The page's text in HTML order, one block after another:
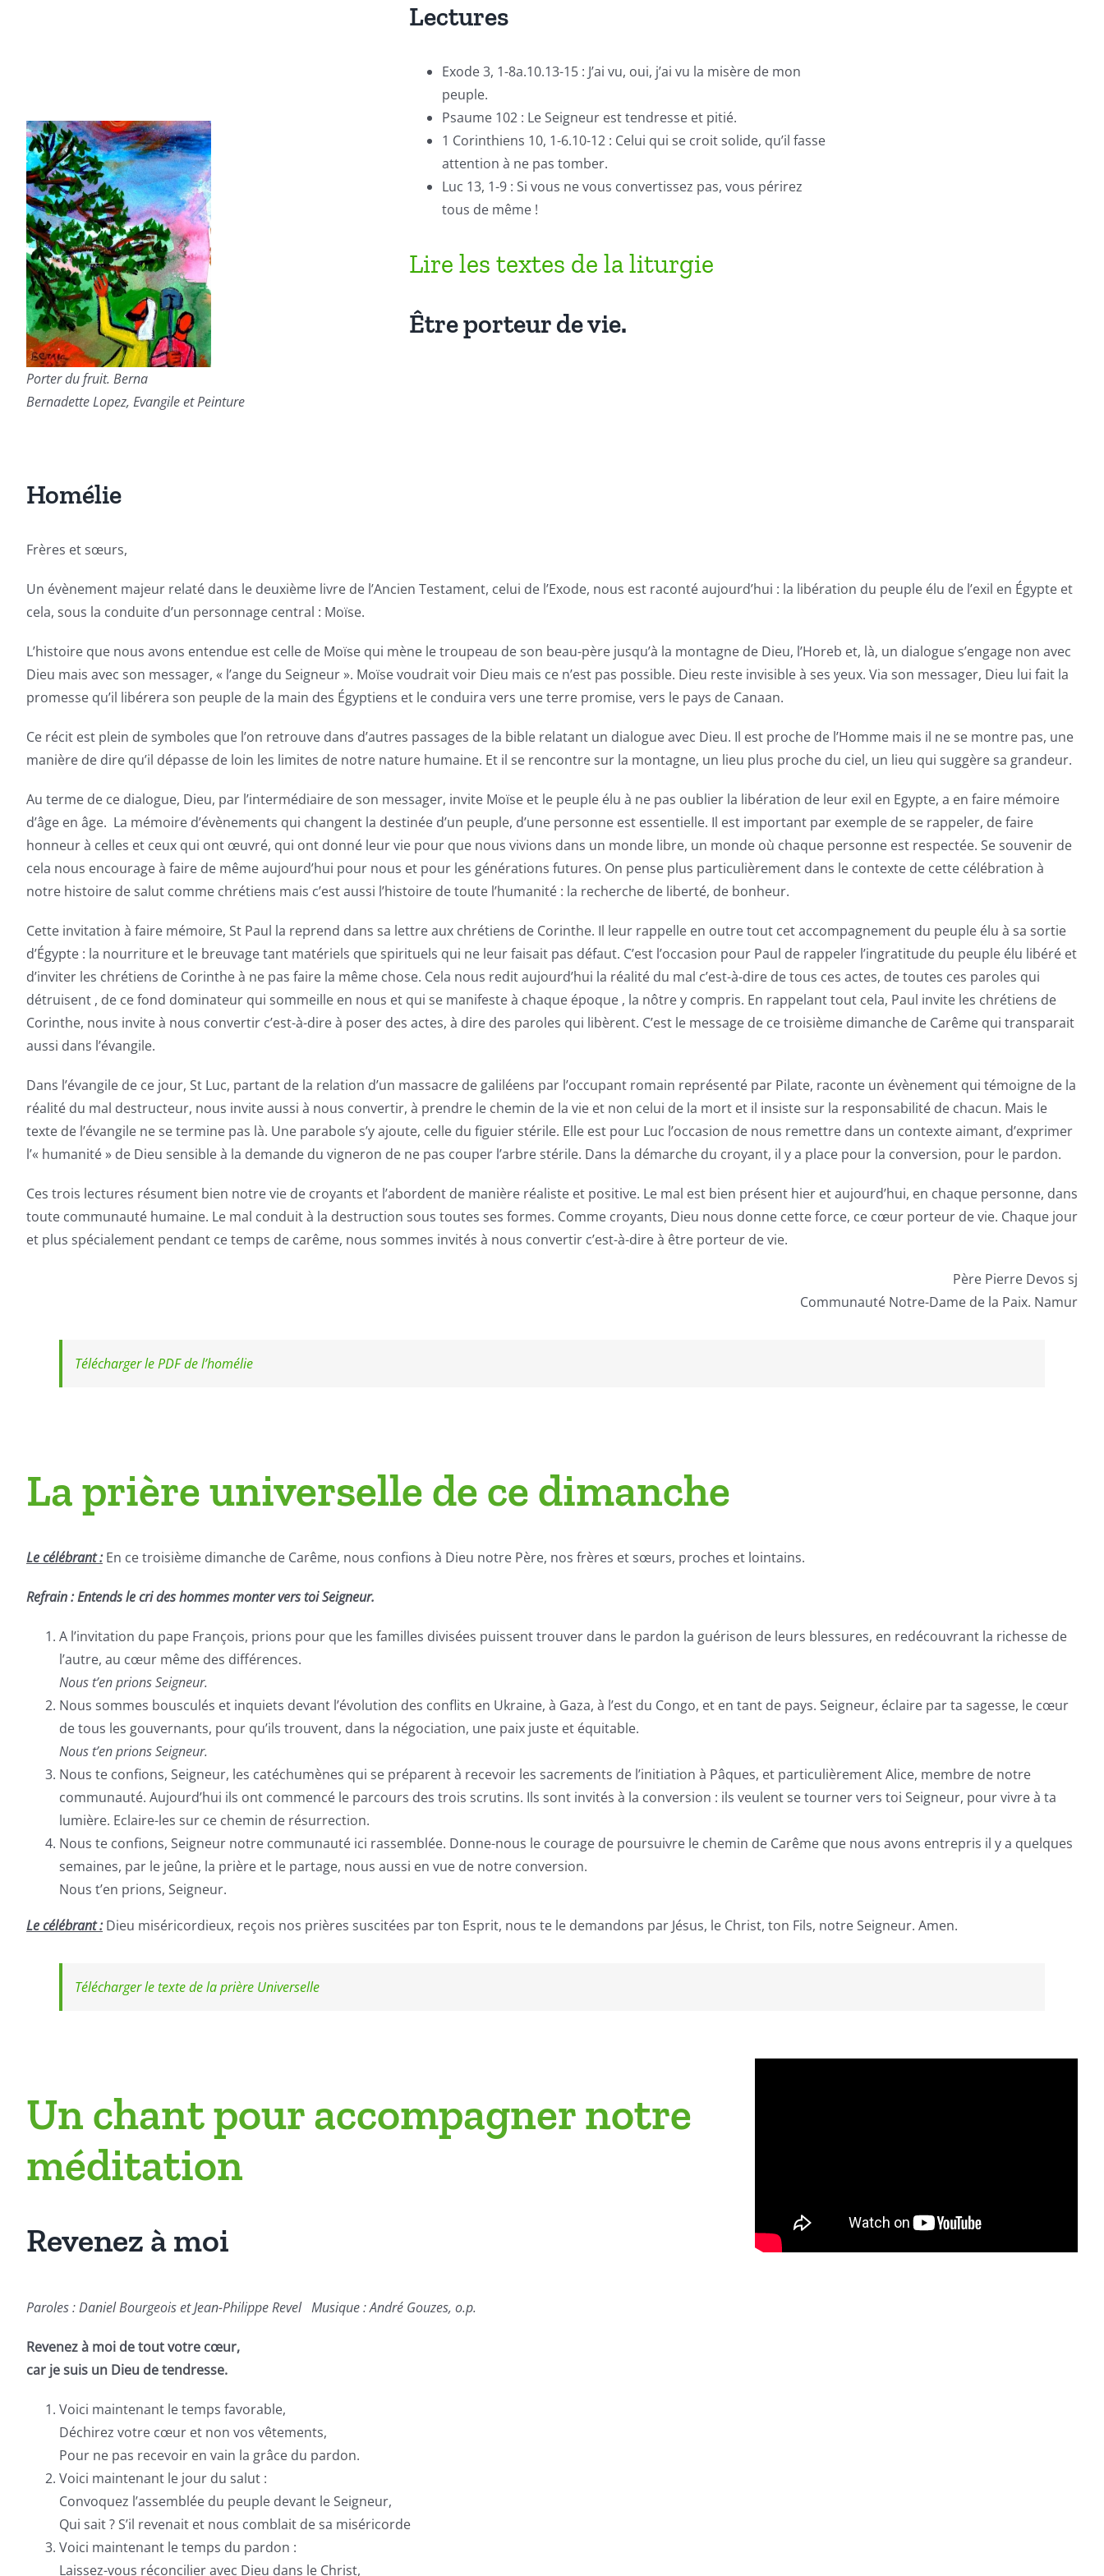
Lectures
Exode 3, 1-8a.10.13-15 : J’ai vu, oui, j’ai vu la misère de mon
peuple.
Psaume 102 : Le Seigneur est tendresse et pitié.
1 Corinthiens 10, 1-6.10-12 : Celui qui se croit solide, qu’il fasse
attention à ne pas tomber.
Luc 13, 1-9 : Si vous ne vous convertissez pas, vous périrez
tous de même !
Lire les textes de la liturgie
Être porteur de vie.
Porter du fruit. Berna
Bernadette Lopez, Evangile et Peinture
Homélie
Frères et sœurs,
Un évènement majeur relaté dans le deuxième livre de l’Ancien Testament, celui de l’Exode, nous est raconté aujourd’hui : la libération du peuple élu de l’exil en Égypte et
cela, sous la conduite d’un personnage central : Moïse.
L’histoire que nous avons entendue est celle de Moïse qui mène le troupeau de son beau-père jusqu’à la montagne de Dieu, l’Horeb et, là, un dialogue s’engage non avec
Dieu mais avec son messager, « l’ange du Seigneur ». Moïse voudrait voir Dieu mais ce n’est pas possible. Dieu reste invisible à ses yeux. Via son messager, Dieu lui fait la
promesse qu’il libérera son peuple de la main des Égyptiens et le conduira vers une terre promise, vers le pays de Canaan.
Ce récit est plein de symboles que l’on retrouve dans d’autres passages de la bible relatant un dialogue avec Dieu. Il est proche de l’Homme mais il ne se montre pas, une
manière de dire qu’il dépasse de loin les limites de notre nature humaine. Et il se rencontre sur la montagne, un lieu plus proche du ciel, un lieu qui suggère sa grandeur.
Au terme de ce dialogue, Dieu, par l’intermédiaire de son messager, invite Moïse et le peuple élu à ne pas oublier la libération de leur exil en Egypte, a en faire mémoire
d’âge en âge. La mémoire d’évènements qui changent la destinée d’un peuple, d’une personne est essentielle. Il est important par exemple de se rappeler, de faire
honneur à celles et ceux qui ont œuvré, qui ont donné leur vie pour que nous vivions dans un monde libre, un monde où chaque personne est respectée. Se souvenir de
cela nous encourage à faire de même aujourd’hui pour nous et pour les générations futures. On pense plus particulièrement dans le contexte de cette célébration à
notre histoire de salut comme chrétiens mais c’est aussi l’histoire de toute l’humanité : la recherche de liberté, de bonheur.
Cette invitation à faire mémoire, St Paul la reprend dans sa lettre aux chrétiens de Corinthe. Il leur rappelle en outre tout cet accompagnement du peuple élu à sa sortie
d’Égypte : la nourriture et le breuvage tant matériels que spirituels qui ne leur faisait pas défaut. C’est l’occasion pour Paul de rappeler l’ingratitude du peuple élu libéré et
d’inviter les chrétiens de Corinthe à ne pas faire la même chose. Cela nous redit aujourd’hui la réalité du mal c’est-à-dire de tous ces actes, de toutes ces paroles qui
détruisent , de ce fond dominateur qui sommeille en nous et qui se manifeste à chaque époque , la nôtre y compris. En rappelant tout cela, Paul invite les chrétiens de
Corinthe, nous invite à nous convertir c’est-à-dire à poser des actes, à dire des paroles qui libèrent. C’est le message de ce troisième dimanche de Carême qui transparait
aussi dans l’évangile.
Dans l’évangile de ce jour, St Luc, partant de la relation d’un massacre de galiléens par l’occupant romain représenté par Pilate, raconte un évènement qui témoigne de la
réalité du mal destructeur, nous invite aussi à nous convertir, à prendre le chemin de la vie et non celui de la mort et il insiste sur la responsabilité de chacun. Mais le
texte de l’évangile ne se termine pas là. Une parabole s’y ajoute, celle du figuier stérile. Elle est pour Luc l’occasion de nous remettre dans un contexte aimant, d’exprimer
l’« humanité » de Dieu sensible à la demande du vigneron de ne pas couper l’arbre stérile. Dans la démarche du croyant, il y a place pour la conversion, pour le pardon.
Ces trois lectures résument bien notre vie de croyants et l’abordent de manière réaliste et positive. Le mal est bien présent hier et aujourd’hui, en chaque personne, dans
toute communauté humaine. Le mal conduit à la destruction sous toutes ses formes. Comme croyants, Dieu nous donne cette force, ce cœur porteur de vie. Chaque jour
et plus spécialement pendant ce temps de carême, nous sommes invités à nous convertir c’est-à-dire à être porteur de vie.
Père Pierre Devos sj
Communauté Notre-Dame de la Paix. Namur
Télécharger le PDF de l’homélie
La prière universelle de ce dimanche
Le célébrant :En ce troisième dimanche de Carême, nous confions à Dieu notre Père, nos frères et sœurs, proches et lointains.
Refrain : Entends le cri des hommes monter vers toi Seigneur.
A l’invitation du pape François, prions pour que les familles divisées puissent trouver dans le pardon la guérison de leurs blessures, en redécouvrant la richesse de
l’autre, au cœur même des différences.
Nous t’en prions Seigneur.
Nous sommes bousculés et inquiets devant l’évolution des conflits en Ukraine, à Gaza, à l’est du Congo, et en tant de pays. Seigneur, éclaire par ta sagesse, le cœur
de tous les gouvernants, pour qu’ils trouvent, dans la négociation, une paix juste et équitable.
Nous t’en prions Seigneur.
Nous te confions, Seigneur, les catéchumènes qui se préparent à recevoir les sacrements de l’initiation à Pâques, et particulièrement Alice, membre de notre
communauté. Aujourd’hui ils ont commencé le parcours des trois scrutins. Ils sont invités à la conversion : ils veulent se tourner vers toi Seigneur, pour vivre à ta
lumière. Eclaire-les sur ce chemin de résurrection.
Nous te confions, Seigneur notre communauté ici rassemblée. Donne-nous le courage de poursuivre le chemin de Carême que nous avons entrepris il y a quelques
semaines, par le jeûne, la prière et le partage, nous aussi en vue de notre conversion.
Nous t’en prions, Seigneur.
Le célébrant :Dieu miséricordieux, reçois nos prières suscitées par ton Esprit, nous te le demandons par Jésus, le Christ, ton Fils, notre Seigneur. Amen.
Télécharger le texte de la prière Universelle
Un chant pour accompagner notre
méditation
Revenez à moi
Paroles :Daniel Bourgeois et Jean-Philippe Revel Musique : André Gouzes, o.p.
Revenez à moi de tout votre cœur,
car je suis un Dieu de tendresse.
Voici maintenant le temps favorable,
Déchirez votre cœur et non vos vêtements,
Pour ne pas recevoir en vain la grâce du pardon.
Voici maintenant le jour du salut :
Convoquez l’assemblée du peuple devant le Seigneur,
Qui sait ? S’il revenait et nous comblait de sa miséricorde
Voici maintenant le temps du pardon :
Laissez-vous réconcilier avec Dieu dans le Christ,